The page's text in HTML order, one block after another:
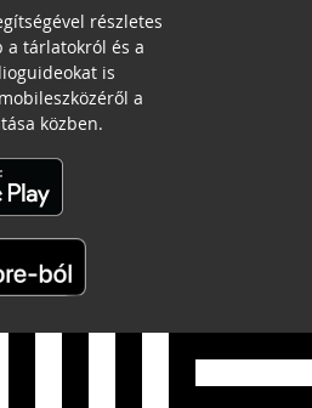
részletes
a tárlatokról és a
is
a
közben.